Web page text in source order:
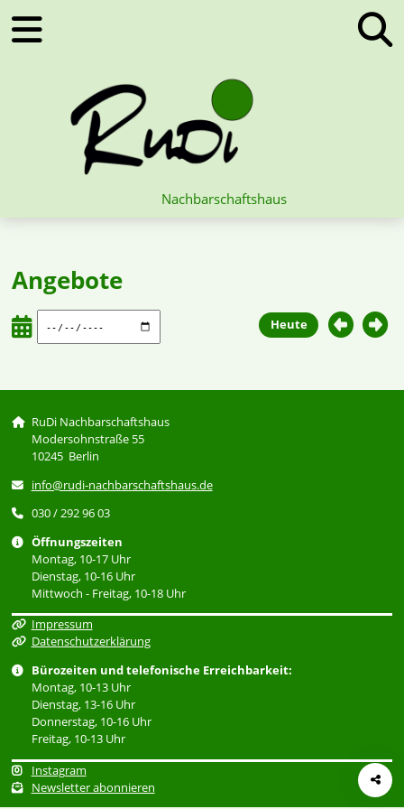
Nachbarschaftshaus
Angebote
Heute
RuDi Nachbarschaftshaus
Modersohnstraße 55
10245 Berlin
info@rudi-nachbarschaftshaus.de
030 / 292 96 03
Öffnungszeiten
Montag, 10-17 Uhr
Dienstag, 10-16 Uhr
Mittwoch - Freitag, 10-18 Uhr
Impressum
Datenschutzerklärung
Bürozeiten und telefonische Erreichbarkeit:
Montag, 10-13 Uhr
Dienstag, 13-16 Uhr
Donnerstag, 10-16 Uhr
Freitag, 10-13 Uhr
Instagram
Newsletter abonnieren